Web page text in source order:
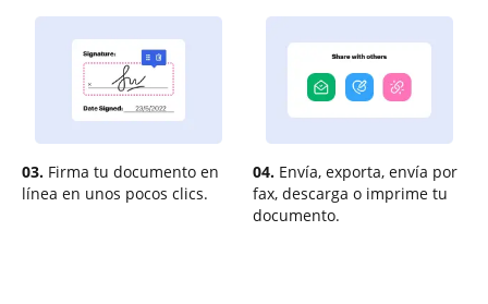
03. Firma tu documento en
línea en unos pocos clics.
04. Envía, exporta, envía por
fax, descarga o imprime tu
documento.